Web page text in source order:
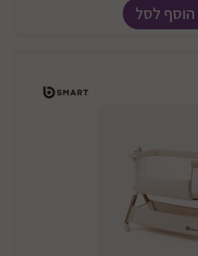
הוסף לסל